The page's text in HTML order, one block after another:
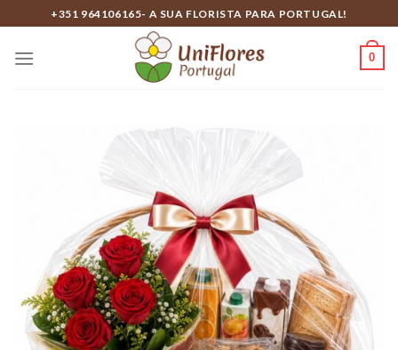
to
content
+351 964106165- A SUA FLORISTA PARA PORTUGAL!
0